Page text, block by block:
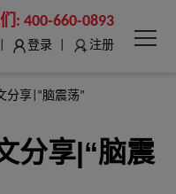
: 400-660-0893
登录 注册
分享|“脑震荡”
分享|“脑震